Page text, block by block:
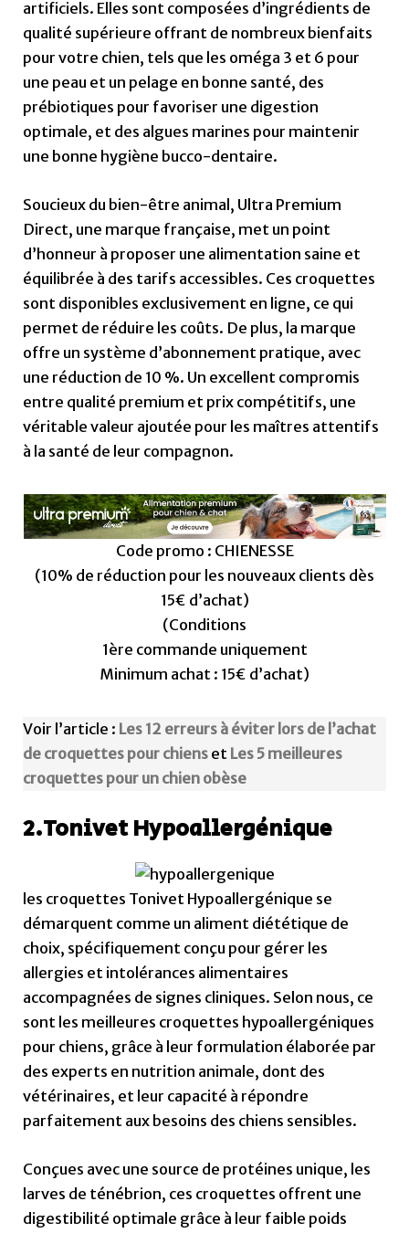
artificiels. Elles sont composées d’ingrédients de
qualité supérieure offrant de nombreux bienfaits
pour votre chien, tels que les oméga 3 et 6 pour
une peau et un pelage en bonne santé, des
prébiotiques pour favoriser une digestion
optimale, et des algues marines pour maintenir
une bonne hygiène bucco-dentaire.
Soucieux du bien-être animal, Ultra Premium
Direct, une marque française, met un point
d’honneur à proposer une alimentation saine et
équilibrée à des tarifs accessibles. Ces croquettes
sont disponibles exclusivement en ligne, ce qui
permet de réduire les coûts. De plus, la marque
offre un système d’abonnement pratique, avec
une réduction de 10 %. Un excellent compromis
entre qualité premium et prix compétitifs, une
véritable valeur ajoutée pour les maîtres attentifs
à la santé de leur compagnon.
Code promo : CHIENESSE
(10% de réduction pour les nouveaux clients dès
15€ d’achat)
(Conditions
1ère commande uniquement
Minimum achat : 15€ d’achat)
Voir l’article : Les 12 erreurs à éviter lors de l’achat
de croquettes pour chiens et Les 5 meilleures
croquettes pour un chien obèse
2.Tonivet Hypoallergénique
les croquettes Tonivet Hypoallergénique se
démarquent comme un aliment diététique de
choix, spécifiquement conçu pour gérer les
allergies et intolérances alimentaires
accompagnées de signes cliniques. Selon nous, ce
sont les meilleures croquettes hypoallergéniques
pour chiens, grâce à leur formulation élaborée par
des experts en nutrition animale, dont des
vétérinaires, et leur capacité à répondre
parfaitement aux besoins des chiens sensibles.
Conçues avec une source de protéines unique, les
larves de ténébrion, ces croquettes offrent une
digestibilité optimale grâce à leur faible poids